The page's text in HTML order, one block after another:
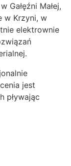
Gałęźni Małej,
w Krzyni, w
elektrownie
jest
pływając